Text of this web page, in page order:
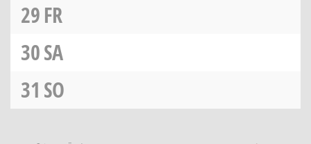
29FR
30SA
31 SO